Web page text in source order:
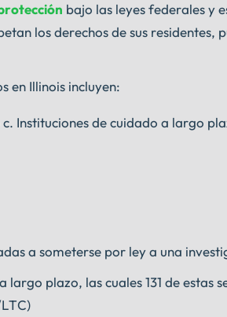
bajo las leyes federales y
los derechos de sus residentes,
en Illinois incluyen:
Instituciones de cuidado a largo
a someterse por ley a una
plazo, las cuales 131 de estas